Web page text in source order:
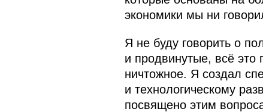
экономики мы ни
Я не буду говорить о
и продвинутые, всё
ничтожное. Я создал
и технологическому
посвящено этим